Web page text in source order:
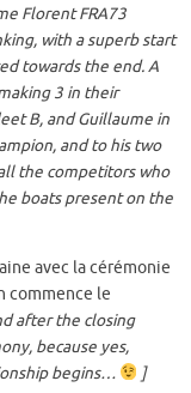
Florent FRA73
with a superb start
towards the end. A
3 in their
B, and Guillaume in
and to his two
the competitors who
boats present on the
avec la cérémonie
commence le
after the closing
because yes,
begins…
]